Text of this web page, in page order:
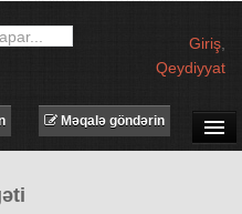
Giriş
Qeydiyyat
Məqalə göndərin